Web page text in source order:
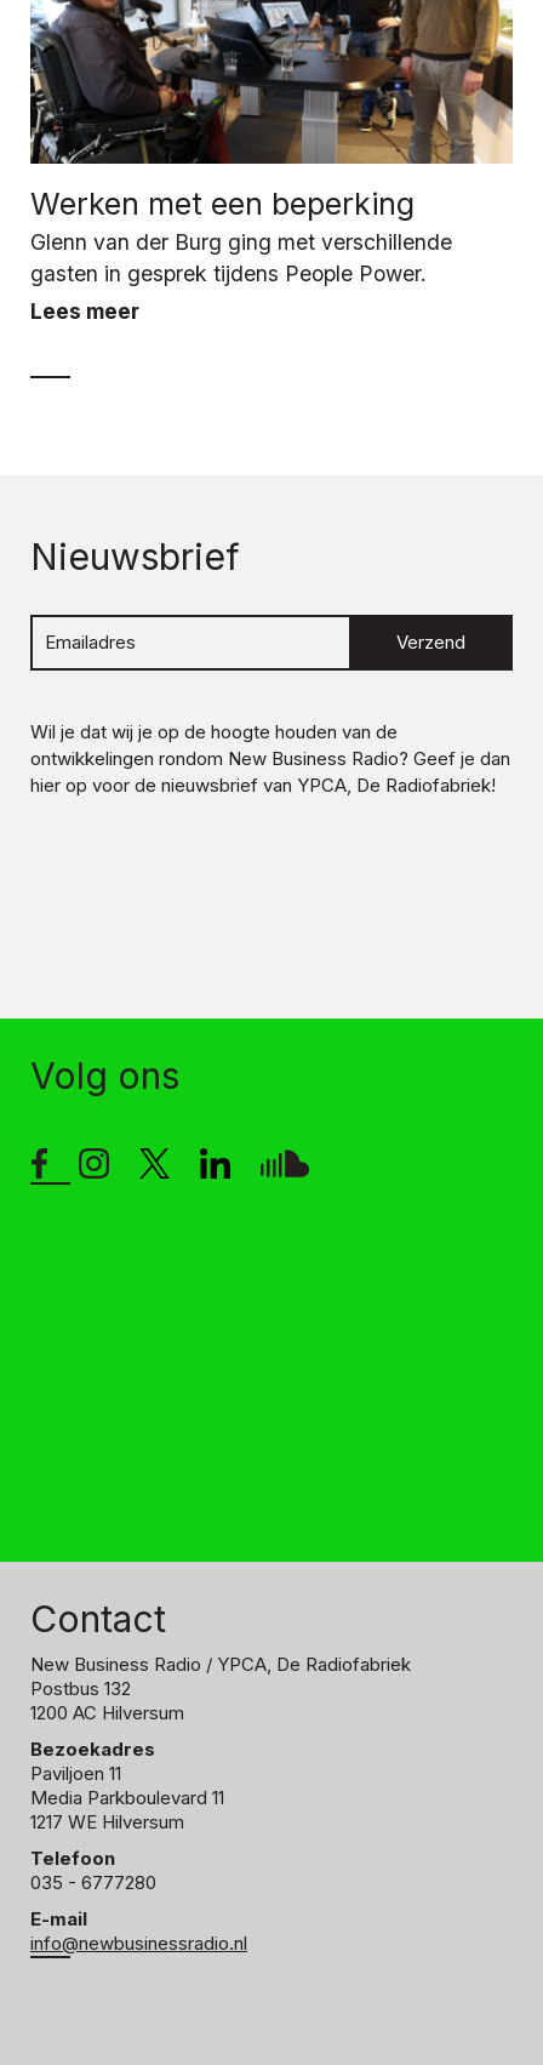
Werken met een beperking
Glenn van der Burg ging met verschillende
gasten in gesprek tijdens People Power.
Lees meer
Nieuwsbrief
Verzend
Wil je dat wij je op de hoogte houden van de
ontwikkelingen rondom New Business Radio? Geef je dan
hier op voor de nieuwsbrief van YPCA, De Radiofabriek!
Volg ons
Contact
New Business Radio / YPCA, De Radiofabriek
Postbus 132
1200 AC Hilversum
Bezoekadres
Paviljoen 11
Media Parkboulevard 11
1217 WE Hilversum
Telefoon
035 - 6777280
E-mail
info@newbusinessradio.nl